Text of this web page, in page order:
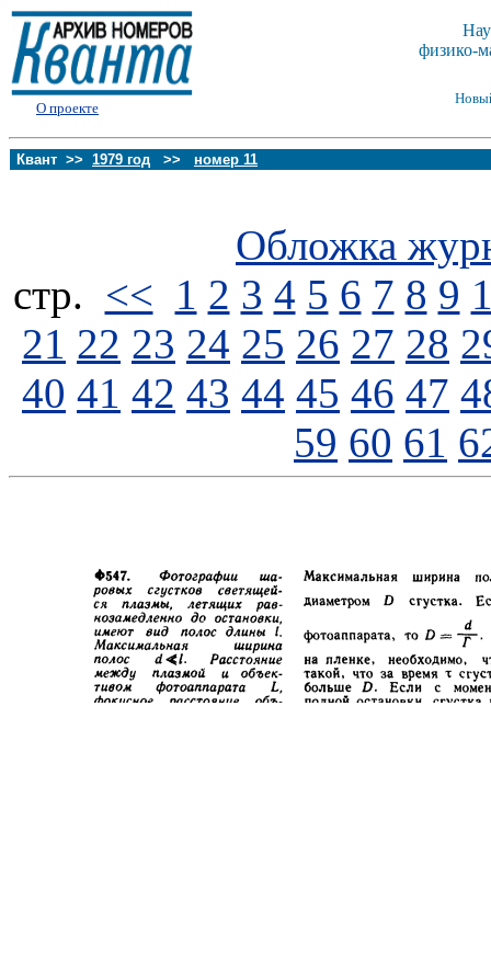
О проекте
физико-
Квант >> 1979 год >> номер 11
Обложка
стp. << 1 2 3 4 5 6 7 8 9
21 22 23 24 25 26 27 28
40 41 42 43 44 45 46 47
59 60 61